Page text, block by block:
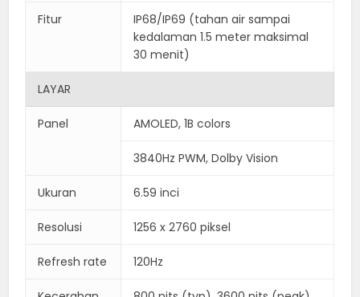
Fitur
IP68/IP69 (tahan air sampai
kedalaman 1.5 meter maksimal
30 menit)
LAYAR
Panel AMOLED, 1B colors
3840Hz PWM, Dolby Vision
Ukuran 6.59 inci
Resolusi 1256 x 2760 piksel
Refresh rate 120Hz